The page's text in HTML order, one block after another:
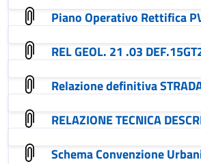
Piano Operativo Rettifica
REL GEOL. 21 .03
Relazione definitiva
RELAZIONE TECNICA
Schema Convenzione